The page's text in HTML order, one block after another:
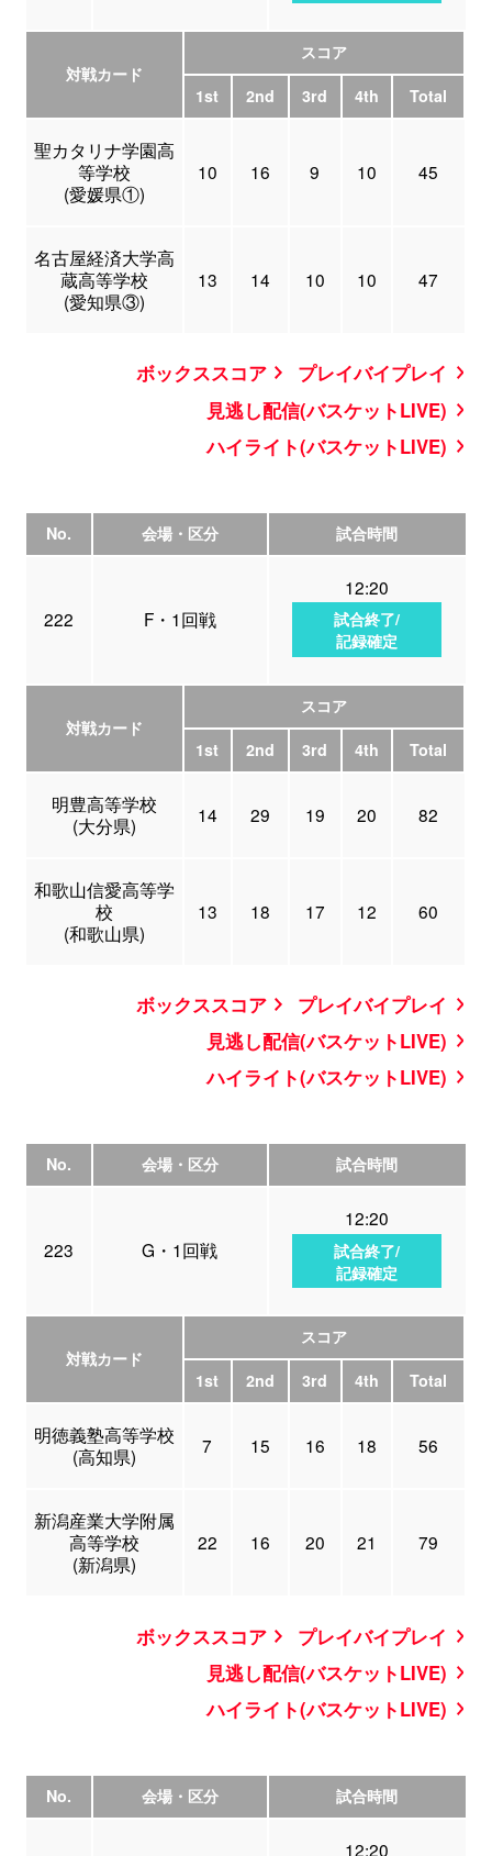
対戦カード
スコア
1st
2nd 3rd 4th Total
聖カタリナ学園高
等学校
(愛媛県①)
10 16 9 10 45
名古屋経済大学高
蔵高等学校
(愛知県③)
13 14 10 10 47
ボックススコア
プレイバイプレイ
見逃し配信(バスケットLIVE)
ハイライト(バスケットLIVE)
No. 会場・区分 試合時間
222 F・1回戦
12:20
試合終了/
記録確定
対戦カード
スコア
1st
2nd 3rd 4th Total
明豊高等学校
(大分県)
14 29 19 20 82
和歌山信愛高等学
校
(和歌山県)
13 18 17 12 60
ボックススコア
プレイバイプレイ
見逃し配信(バスケットLIVE)
ハイライト(バスケットLIVE)
No. 会場・区分 試合時間
223 G・1回戦
12:20
試合終了/
記録確定
対戦カード
スコア
1st
2nd 3rd 4th Total
明徳義塾高等学校
(高知県)
7 15 16 18 56
新潟産業大学附属
高等学校
(新潟県)
22 16 20 21 79
ボックススコア
プレイバイプレイ
見逃し配信(バスケットLIVE)
ハイライト(バスケットLIVE)
No. 会場・区分 試合時間
12:20